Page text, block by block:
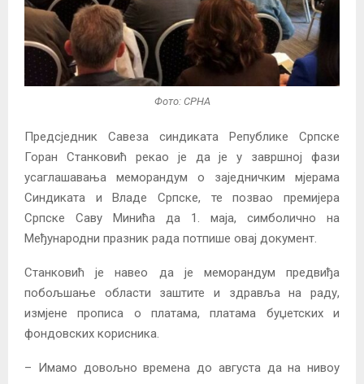
Фото: СРНА
Предсједник Савеза синдиката Републике Српске
Горан Станковић рекао је да је у завршној фази
усаглашавања меморандум о заједничким мјерама
Синдиката и Владе Српске, те позвао премијера
Српске Саву Минића да 1. маја, симболично на
Међународни празник рада потпише овај документ.
Станковић је навео да је меморандум предвиђа
побољшање области заштите и здравља на раду,
измјене прописа о платама, платама буџетских и
фондовских корисника.
– Имамо довољно времена до августа да на нивоу